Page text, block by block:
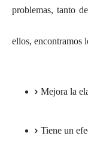
problemas, tanto
ellos, encontramos
Mejora la
Tiene un